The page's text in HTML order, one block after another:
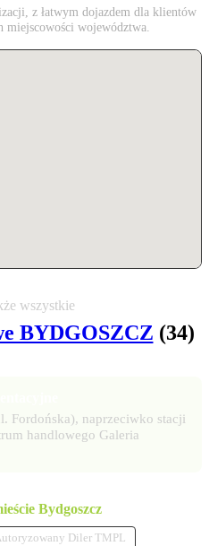
z łatwym dojazdem dla klientów
miejscowości województwa.
wszystkie
BYDGOSZCZ (34)
Fordońska), naprzeciwko stacji
handlowego Galeria
Bydgoszcz
Diler TMPL